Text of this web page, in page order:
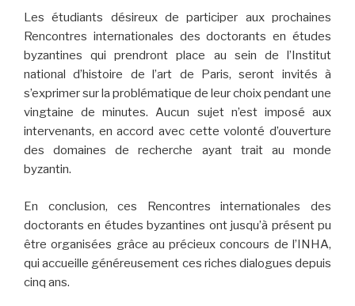
Les étudiants désireux de participer aux prochaines
Rencontres internationales des doctorants en études
byzantines qui prendront place au sein de l’Institut
national d’histoire de l’art de Paris, seront invités à
s’exprimer sur la problématique de leur choix pendant une
vingtaine de minutes. Aucun sujet n’est imposé aux
intervenants, en accord avec cette volonté d’ouverture
des domaines de recherche ayant trait au monde
byzantin.
En conclusion, ces Rencontres internationales des
doctorants en études byzantines ont jusqu’à présent pu
être organisées grâce au précieux concours de l’INHA,
qui accueille généreusement ces riches dialogues depuis
cinq ans.